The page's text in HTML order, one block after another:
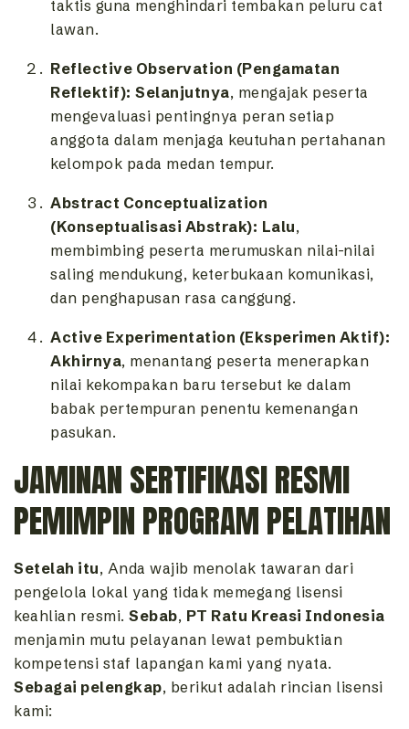
taktis guna menghindari tembakan peluru cat
lawan.
Reflective Observation (Pengamatan
Reflektif): Selanjutnya, mengajak peserta
mengevaluasi pentingnya peran setiap
anggota dalam menjaga keutuhan pertahanan
kelompok pada medan tempur.
Abstract Conceptualization
(Konseptualisasi Abstrak): Lalu,
membimbing peserta merumuskan nilai-nilai
saling mendukung, keterbukaan komunikasi,
dan penghapusan rasa canggung.
Active Experimentation (Eksperimen Aktif):
Akhirnya, menantang peserta menerapkan
nilai kekompakan baru tersebut ke dalam
babak pertempuran penentu kemenangan
pasukan.
JAMINAN SERTIFIKASI RESMI
PEMIMPIN PROGRAM PELATIHAN
Setelah itu, Anda wajib menolak tawaran dari
pengelola lokal yang tidak memegang lisensi
keahlian resmi. Sebab, PT Ratu Kreasi Indonesia
menjamin mutu pelayanan lewat pembuktian
kompetensi staf lapangan kami yang nyata.
Sebagai pelengkap, berikut adalah rincian lisensi
kami: